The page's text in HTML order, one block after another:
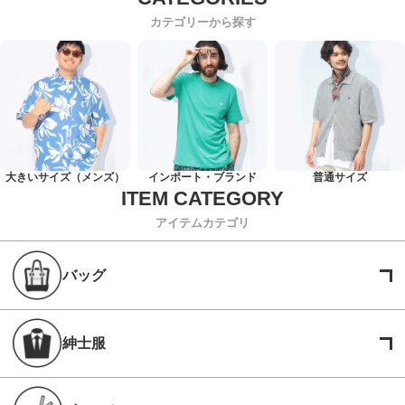
カテゴリーから探す
大きいサイズ（メンズ） インポート・ブランド 普通サイズ
アイテムカテゴリ
バッグ
紳士服